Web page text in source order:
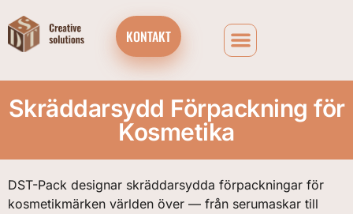
KONTAKT
Skräddarsydd Förpackning för
Kosmetika
DST-Pack designar skräddarsydda förpackningar för
kosmetikmärken världen över — från serumaskar till